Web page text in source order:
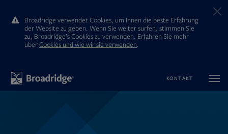
Broadridge verwendet Cookies, um Ihnen die beste Erfahrung
der Website zu geben. Wenn Sie weiter surfen, stimmen Sie
zu, Broadridge’s Cookies zu verwenden. Erfahren Sie mehr
ūberCookies und wie wir sie verwenden.
KONTAKT